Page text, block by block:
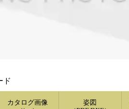
ド
カタログ画像
姿図